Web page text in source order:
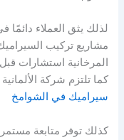
لذلك يثق العملاء دائمًا
مشاريع تركيب
المرخانية استشارات
كما تلتزم شركة الألمانية
سيراميك في الشوامخ
كذلك توفر متابعة